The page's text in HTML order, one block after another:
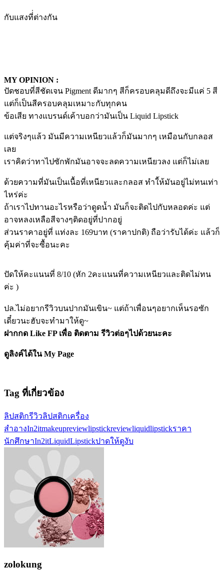
กับแสงที่่ต่างกัน
MY OPINION :
ปัดชอบที่สีชัดเจน Pigment ดีมากๆ สีก็ครอบคลุมดีถึงจะมีแค่ 5 สี
แต่ก็เป็นสีครอบคลุมเหมาะกับทุกคน
ข้อเสีย ทางแบรนด์เค้าบอกว่ามันเป็น Liquid Lipstick
แต่จริงๆแล้ว มันมีความเหนียวแล้วก็มันมากๆ เหมือนกับกลอส
เลย
เราคิดว่าทาไปซักพักมันอาจจะลดความเหนียวลง แต่ก็ไม่เลย
ด้วยความที่มันเป็นเนื้อที่เหนียวและกลอส ทำใ้ห้มันอยู่ไม่ทนเท่า
ไหร่ค่ะ
ถ้าเราไปทานอะไรหรือว่าดูดน้ำ มันก็จะติดไปกับหลอดค่ะ แต่
อาจหลงเหลือสีจางๆติดอยู่ที่ปากอยู่
ส่วนราคาอยู่ที่ แท่งละ 169บาท (ราคาปกติ) ถือว่ารับได้ค่ะ แล้วก็
คุ้มค่าที่จะซื้อนะคะ
ปัดให้คะแนนที่ 8/10 (หัก 2คะแนนที่ความเหนียวและติดไม่ทน
ค่ะ )
ปล.ไม่อยากรีวิวบนปากมันเขิน~ แต่ถ้าเพื่อนๆอยากเห็นรอซัก
เดี๋ยวนะฮับจะทำมาให้ดู~
ฝากกด Like FP เพื่อ ติดตาม รีวิวต่อๆไปด้วยนะคะ
ดูลิงค์ได้ใน My Page
Tag ที่เกี่ยวข้อง
ลิปสติกรีวิวลิปสติกเครื่อง
สำอางIn2itmakeupreviewlipstickreviewliquidlipstickราคา
นักศึกษาIn2itLiquidLipstickปาดให้ดูงับ
zolokung